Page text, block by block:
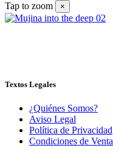
Tap to zoom
×
Textos Legales
¿Quiénes Somos?
Aviso Legal
Política de Privacidad
Condiciones de Venta